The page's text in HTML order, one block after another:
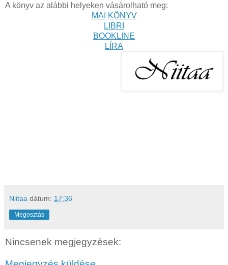
A könyv az alábbi helyeken vásárolható meg:
MAI KÖNYV
LIBRI
BOOKLINE
LÍRA
Niitaa dátum: 17:36
Megosztás
Nincsenek megjegyzések: